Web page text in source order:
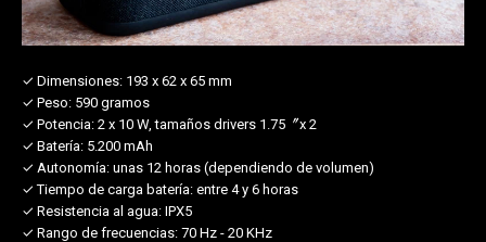
✓ Dimensiones: 193 x 62 x 65 mm
✓ Peso: 590 gramos
✓ Potencia: 2 x 10 W, tamaños drivers 1.75〞x 2
✓ Batería: 5.200 mAh
✓ Autonomía: unas 12 horas (dependiendo de volumen)
✓ Tiempo de carga batería: entre 4 y 6 horas
✓ Resistencia al agua: IPX5
✓ Rango de frecuencias: 70 Hz - 20 KHz